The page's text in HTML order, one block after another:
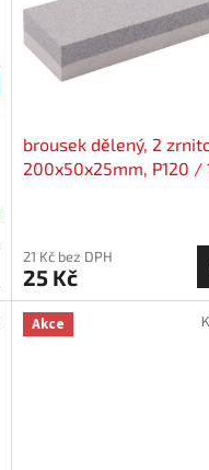
brousek dělený, 2
200x50x25mm, P120 /
21 Kč bez DPH
25 Kč
Akce